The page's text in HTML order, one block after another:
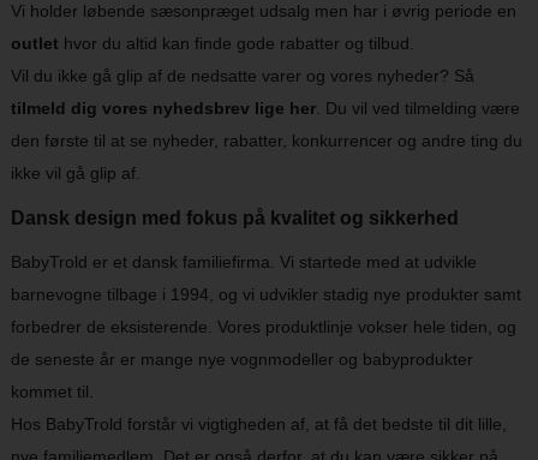
Vi holder løbende sæsonpræget udsalg men har i øvrig periode en
outlet hvor du altid kan finde gode rabatter og tilbud.
Vil du ikke gå glip af de nedsatte varer og vores nyheder? Så
tilmeld dig vores nyhedsbrev lige her. Du vil ved tilmelding være
den første til at se nyheder, rabatter, konkurrencer og andre ting du
ikke vil gå glip af.
Dansk design med fokus på kvalitet og sikkerhed
BabyTrold er et dansk familiefirma. Vi startede med at udvikle
barnevogne tilbage i 1994, og vi udvikler stadig nye produkter samt
forbedrer de eksisterende. Vores produktlinje vokser hele tiden, og
de seneste år er mange nye vognmodeller og babyprodukter
kommet til.
Hos BabyTrold forstår vi vigtigheden af, at få det bedste til dit lille,